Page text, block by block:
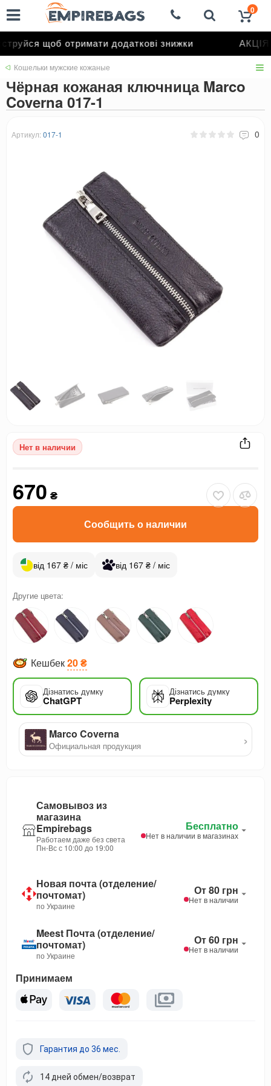
щоб отримати додаткові знижки АКЦІЯ
0
Кошельки мужские кожаные
Чёрная кожаная ключница Marco
Coverna 017-1
Артикул: 017-1 0
Нет в наличии
670 ₴
Сообщить о наличии
від 167 ₴ / міс від 167 ₴ / міс
Другие цвета:
Кешбек20 ₴
Дізнатись думку
ChatGPT
Дізнатись думку
Perplexity
Marco Coverna
Официальная продукция ›
Самовывоз из
магазина
Empirebags
Работаем даже без света
Пн-Вс с 10:00 до 19:00
Бесплатно
Нет в наличии в магазинах
Новая почта (отделение/
почтомат)
по Украине
От 80 грн
Нет в наличии
Meest Почта (отделение/
почтомат)
по Украине
От 60 грн
Нет в наличии
Принимаем
Гарантия до 36 мес.
14 дней обмен/возврат